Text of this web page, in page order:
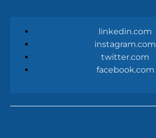
linkedin.com
instagram.com
twitter.com
facebook.com